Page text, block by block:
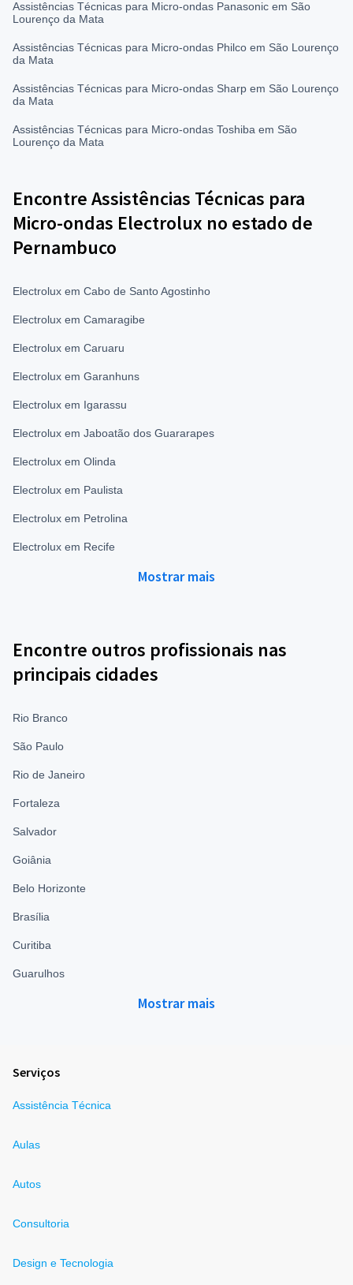
Assistências Técnicas para Micro-ondas Panasonic em São
Lourenço da Mata
Assistências Técnicas para Micro-ondas Philco em São Lourenço
da Mata
Assistências Técnicas para Micro-ondas Sharp em São Lourenço
da Mata
Assistências Técnicas para Micro-ondas Toshiba em São
Lourenço da Mata
Encontre Assistências Técnicas para
Micro-ondas Electrolux no estado de
Pernambuco
Electrolux em Cabo de Santo Agostinho
Electrolux em Camaragibe
Electrolux em Caruaru
Electrolux em Garanhuns
Electrolux em Igarassu
Electrolux em Jaboatão dos Guararapes
Electrolux em Olinda
Electrolux em Paulista
Electrolux em Petrolina
Electrolux em Recife
Mostrar mais
Encontre outros profissionais nas
principais cidades
Rio Branco
São Paulo
Rio de Janeiro
Fortaleza
Salvador
Goiânia
Belo Horizonte
Brasília
Curitiba
Guarulhos
Mostrar mais
Serviços
Assistência Técnica
Aulas
Autos
Consultoria
Design e Tecnologia